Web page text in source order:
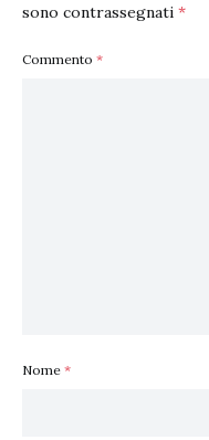
sono contrassegnati *
Commento *
Nome *